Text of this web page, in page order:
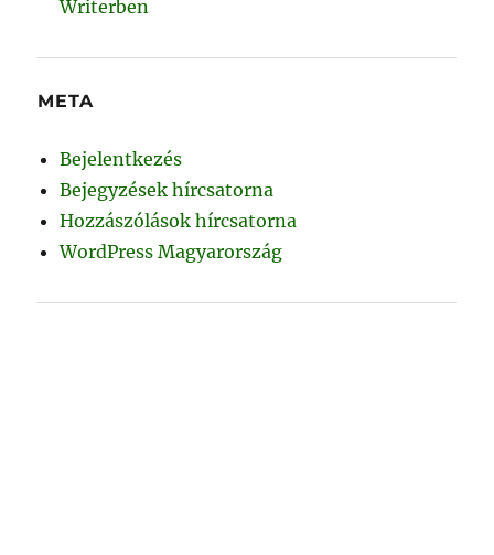
Writerben
META
Bejelentkezés
Bejegyzések hírcsatorna
Hozzászólások hírcsatorna
WordPress Magyarország